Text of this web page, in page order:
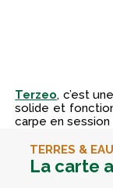
Terzeo, c’est une
solide et
carpe en session
TERRES &
La carte